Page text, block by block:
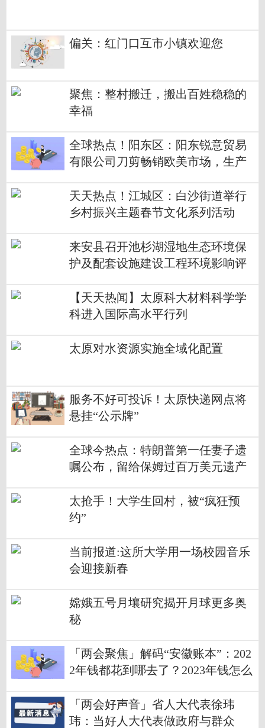
偏关：红门口互市小镇欢迎您
聚焦：整村搬迁，搬出百姓稳稳的
幸福
全球热点！阳东区：阳东锐意贸易
有限公司刀剪畅销欧美市场，生产
天天热点！江城区：白沙街道举行
乡村振兴主题春节文化系列活动
来安县召开池杉湖湿地生态环境保
护及配套设施建设工程环境影响评
【天天热闻】太原科大材料科学学
科进入国际高水平行列
太原对水资源实施全域化配置
服务不好可投诉！太原快递网点将
悬挂“公示牌”
全球今热点：特朗普第一任妻子遗
嘱公布，留给保姆过百万美元遗产
太抢手！大学生回村，被“疯狂预
约”
当前报道:这所大学用一场校园音乐
会迎接新春
嫦娥五号月壤研究揭开月球更多奥
秘
「两会聚焦」解码“安徽账本”：202
2年钱都花到哪去了？2023年钱怎么
「两会好声音」省人大代表徐玮
玮：当好人大代表做政府与群众